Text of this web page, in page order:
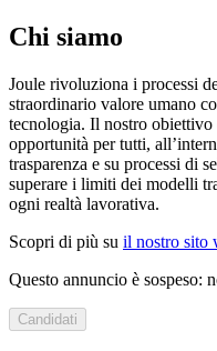
Chi siamo
Joule rivoluziona i processi
straordinario valore umano
tecnologia. Il nostro
opportunità per tutti,
trasparenza e su processi di
superare i limiti dei modelli
ogni realtà lavorativa.
Scopri di più su il nostro sito
Questo annuncio è sospeso:
Candidati